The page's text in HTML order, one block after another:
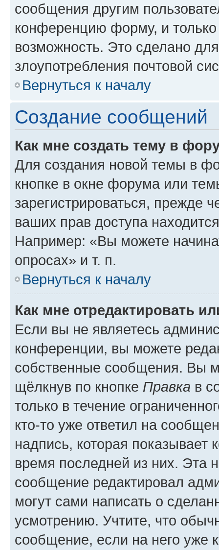
сообщения другим
конференцию форму, и
возможность. Это сделано
злоупотребления почтовой
Вернуться к началу
Создание сообщений
Как мне создать тему в
Для создания новой темы в
кнопке в окне форума или
зарегистрироваться, прежде
ваших прав доступа
Например: «Вы можете
опросах» и т. п.
Вернуться к началу
Как мне отредактировать
Если вы не являетесь
конференции, вы можете
собственные сообщения. Вы
щёлкнув по кнопке Правка в
только в течение
кто-то уже ответил на
надпись, которая показывает
время последней из них. Эта
сообщение редактировал
могут сами написать о
усмотрению. Учтите, что
сообщение, если на него уже